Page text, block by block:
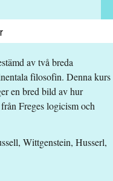
av två breda
filosofin. Denna kurs
en bred bild av hur
Freges logicism och
Wittgenstein, Husserl,